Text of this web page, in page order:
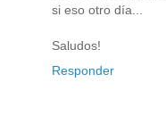
si eso otro día...
Saludos!
Responder